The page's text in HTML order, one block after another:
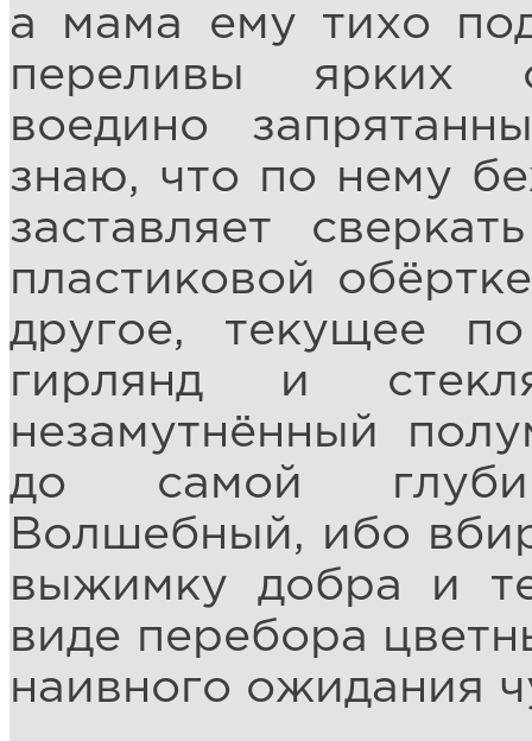
а мама ему тихо
переливы ярких
воедино
знаю, что по нему
заставляет
пластиковой
другое, текущее
гирлянд и
незамутнённый
до самой
Волшебный, ибо
выжимку добра и
виде перебора
наивного ожидания